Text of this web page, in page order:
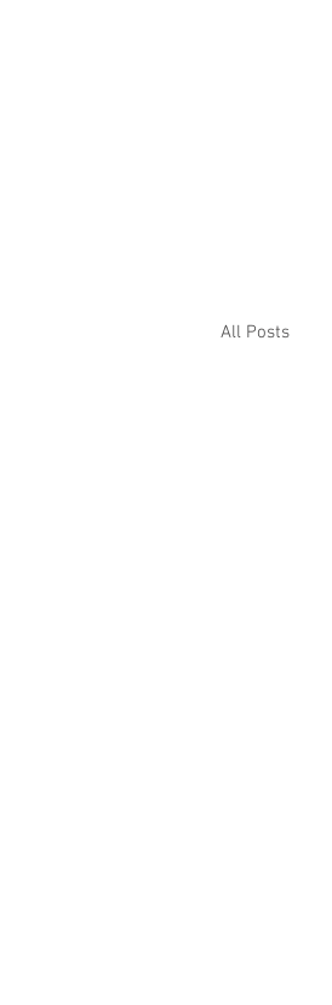
All Posts